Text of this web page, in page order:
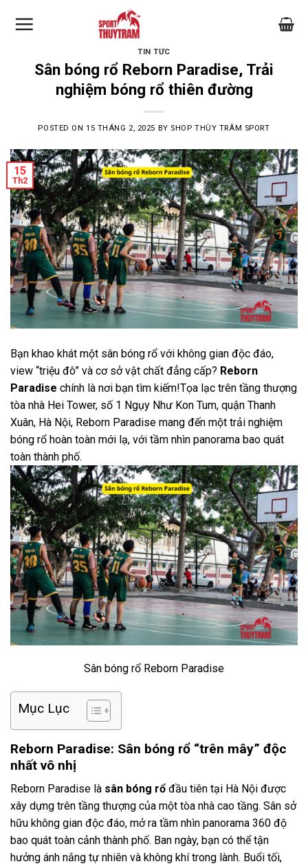
TIN TỨC
Sân bóng rổ Reborn Paradise, Trải
nghiệm bóng rổ thiên đường
POSTED ON15 THÁNG 2, 2025 BY SHOP THÙY TRÂM SPORT
15
Th2
Bạn khao khát một sân bóng rổ với không gian độc đáo,
view “triệu đô” và cơ sở vật chất đẳng cấp? Reborn
Paradise chính là nơi bạn tìm kiếm!Tọa lạc trên tầng thượng
tòa nhà Hei Tower, số 1 Ngụy Như Kon Tum, quận Thanh
Xuân, Hà Nội, Reborn Paradise mang đến một trải nghiệm
bóng rổ hoàn toàn mới lạ, với tầm nhìn panorama bao quát
toàn thành phố.
Sân bóng rổ Reborn Paradise
Mục Lục
Reborn Paradise: Sân bóng rổ “trên mây” độc
nhất vô nhị
Reborn Paradise là sân bóng rổ đầu tiên tại Hà Nội được
xây dựng trên tầng thượng của một tòa nhà cao tầng. Sân sở
hữu không gian độc đáo, mở ra tầm nhìn panorama 360 độ
bao quát toàn cảnh thành phố. Ban ngày, bạn có thể tận
hưởng ánh nắng tự nhiên và không khí trong lành. Buổi tối,